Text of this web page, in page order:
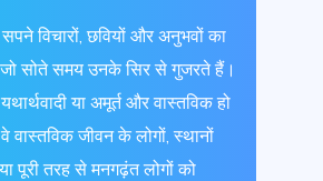
विचारों, छवियों और अनुभवों का
सोते समय उनके सिर से गुजरते हैं।
या अमूर्त और वास्तविक हो
जीवन के लोगों, स्थानों
पूरी तरह से मनगढ़ंत लोगों को